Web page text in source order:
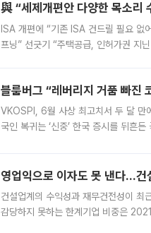
與 “세제개편안 다양한 목소리
ISA 개편에 “기존 ISA 건드릴 필요 없
프닝” 선긋기 “주택공급, 인허가권 지
블룸버그 “레버리지 거품 빠진
VKOSPI, 6월 사상 최고치서 두 달 만
국인 복귀는 ‘신중’ 한국 증시를 뒤흔
영업익으로 이자도 못 낸다…
건설업계의 수익성과 재무건전성이
감당하지 못하는 한계기업 비중은